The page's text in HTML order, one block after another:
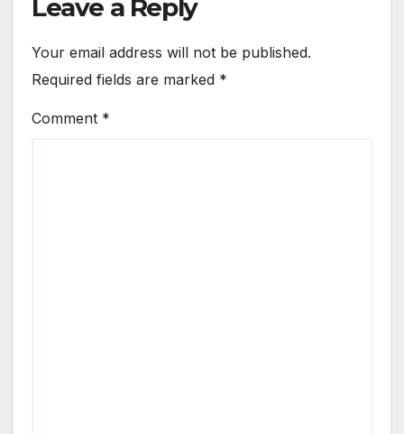
Leave a Reply
Your email address will not be published.
Required fields are marked *
Comment *